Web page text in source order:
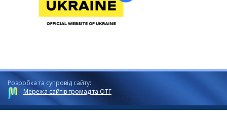
Розробка та супровід сайту:
Мережа сайтів громад та ОТГ